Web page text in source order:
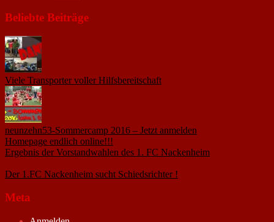
Beliebte Beiträge
Viele Transporter voller Hilfsbereitschaft
neunzehn53-Sommercamp 2016 – Jetzt anmelden
Homepage endlich online!!!
Ergebnis der Vorstandwahlen des 1. FC Nackenheim
Der 1.FC Nackenheim sucht Schiedsrichter !
Meta